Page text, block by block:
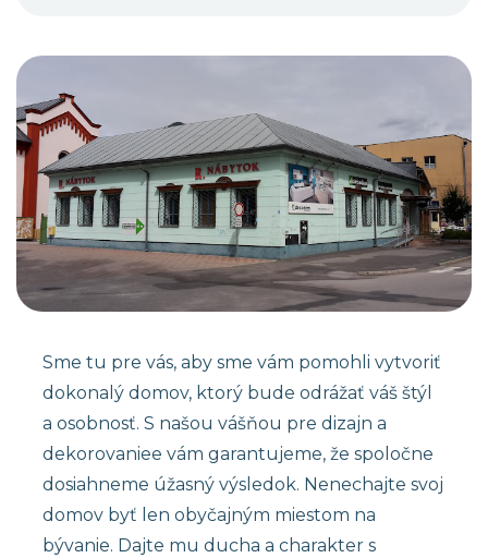
Sme tu pre vás, aby sme vám pomohli vytvoriť
dokonalý domov, ktorý bude odrážať váš štýl
a osobnosť. S našou vášňou pre dizajn a
dekorovaniee vám garantujeme, že spoločne
dosiahneme úžasný výsledok. Nenechajte svoj
domov byť len obyčajným miestom na
bývanie. Dajte mu ducha a charakter s